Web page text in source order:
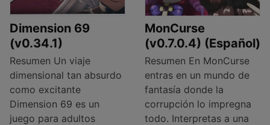
Dimension 69
(v0.34.1)
Resumen Un viaje
dimensional tan absurdo
como excitante
Dimension 69 es un
juego para adultos
MonCurse
(v0.7.0.4) (Español)
Resumen En MonCurse
entras en un mundo de
fantasía donde la
corrupción lo impregna
todo. Interpretas a una